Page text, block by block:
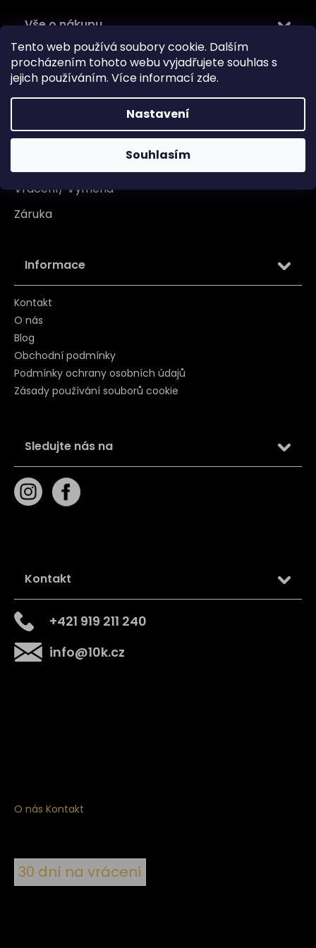
Tento web používá soubory cookie. Dalším
procházením tohoto webu vyjadřujete souhlas s
jejich používáním. Více informací zde.
Nastavení
Souhlasím
Vše o nákupu
Doprava
Garance originality
Reklamace
Vrácení/ Výměna
Záruka
Informace
Kontakt
O nás
Blog
Obchodní podmínky
Podmínky ochrany osobních údajů
Zásady používání souborů cookie
Sledujte nás na
Kontakt
info@10k.cz
+421 919 211 240
O nás Kontakt
30 dní na vrácení